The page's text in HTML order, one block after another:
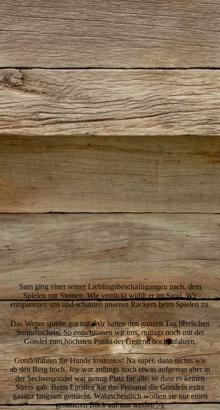
2-Sam-Spielt
3-Sam-Sand
Sam ging einer seiner Lieblingsbeschäftigungen nach, dem
Spielen mit Steinen. Wie verrückt wühlt er im Sand. Wir
entspannten uns und schauten unseren Rackern beim Spielen zu.
Das Wetter spielte gut mit. Wir hatten den ganzen Tag herrlichen
Sonnenschein. So entschlossen wir uns, mittags noch mit der
Gondel zum höchsten Punkt der Gegend hochzufahren.
Gondelfahren für Hunde kostenlos! Na super, dann nichts wie
ab den Berg hoch. Joy war anfangs noch etwas aufgeregt aber in
der Sechsergondel war genug Platz für alle, so dass es keinen
Stress gab. Beim Einstieg hat das Personal die Gondeln extra
gaaanz langsam gemacht. Wahrscheinlich wollten sie nur einen
genaueren Blick auf uns werfen :-).